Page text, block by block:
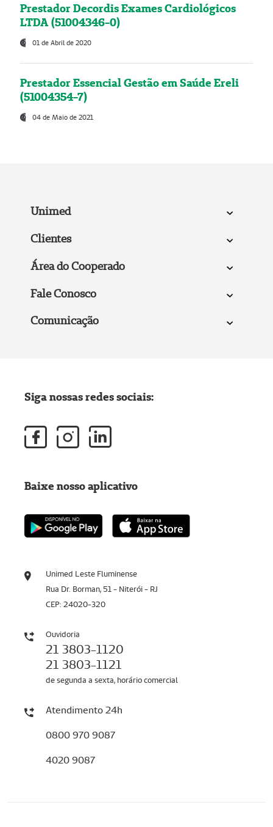
Prestador Decordis Exames Cardiológicos
LTDA (51004346-0)
01 de Abril de 2020
Prestador Essencial Gestão em Saúde Ereli
(51004354-7)
04 de Maio de 2021
Unimed
Clientes
Área do Cooperado
Fale Conosco
Comunicação
Unimed Leste Fluminense
Rua Dr. Borman, 51 - Niterói - RJ
CEP: 24020-320
Ouvidoria
21 3803-1120
21 3803-1121
de segunda a sexta, horário comercial
Atendimento 24h
0800 970 9087
4020 9087
Siga nossas redes sociais:
Baixe nosso aplicativo